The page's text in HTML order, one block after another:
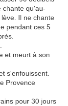
chante qu'au-
Il ne chante
pendant ces 5
et meurt à son
s'enfouissent.
Provence
pour 30 jours